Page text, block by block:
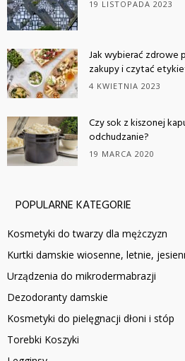
19 LISTOPADA 2023
Jak wybierać zdrowe
zakupy i czytać
4 KWIETNIA 2023
Czy sok z kiszonej
odchudzanie?
19 MARCA 2020
POPULARNE KATEGORIE
Kosmetyki do twarzy dla mężczyzn
Kurtki damskie wiosenne, letnie,
Urządzenia do mikrodermabrazji
Dezodoranty damskie
Kosmetyki do pielęgnacji dłoni i stóp
Torebki Koszyki